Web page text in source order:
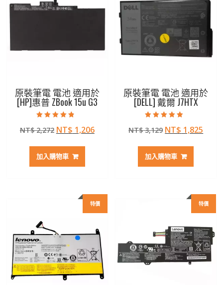
原裝筆電 電池 適用於
[HP]惠普 ZBook 15u G3
4.50
滿分 5
NT$2,272 原
價
格：
NT$ 1,206目
加入購物車
原裝筆電 電池 適用於
[DELL] 戴爾 J7HTX
4.50
滿分 5
NT$3,129 原
價
格：
NT$ 1,825
加入購物車
特價 特價